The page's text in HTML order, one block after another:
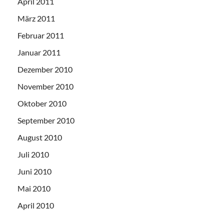
März 2011
Februar 2011
Januar 2011
Dezember 2010
November 2010
Oktober 2010
September 2010
August 2010
Juli 2010
Juni 2010
Mai 2010
April 2010